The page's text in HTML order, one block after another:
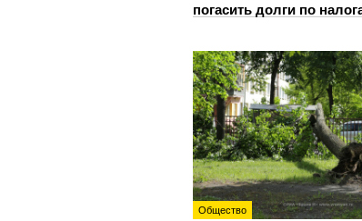
погасить долги по
Общество